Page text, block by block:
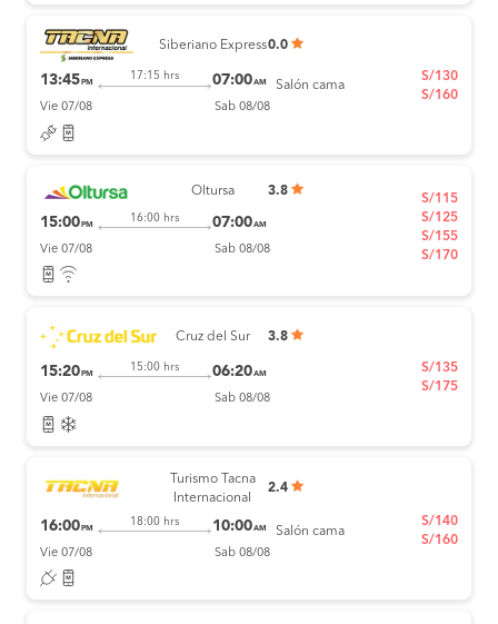
Siberiano Express0.0
13:45PM
17:15 hrs 07:00AM
Vie 07/08 Sab 08/08
Salón cama
S/130
S/160
Oltursa 3.8
15:00 PM
16:00 hrs 07:00AM
Vie 07/08 Sab 08/08
S/115
S/125
S/155
S/170
Cruz del Sur 3.8
15:20 PM
15:00 hrs 06:20AM
Vie 07/08 Sab 08/08
S/135
S/175
Turismo Tacna
Internacional
2.4
16:00 PM
18:00 hrs 10:00AM
Vie 07/08 Sab 08/08
Salón cama
S/140
S/160